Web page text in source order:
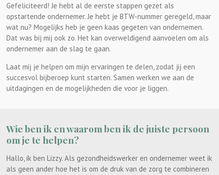
Gefeliciteerd! Je hebt al de eerste stappen gezet als
opstartende ondernemer. Je hebt je BTW-nummer geregeld, maar
wat nu? Mogelijks heb je geen kaas gegeten van ondernemen.
Dat was bij mij ook zo. Het kan overweldigend aanvoelen om als
ondernemer aan de slag te gaan.
Laat mij je helpen om mijn ervaringen te delen, zodat jij een
succesvol bijberoep kunt starten. Samen werken we aan de
uitdagingen en de mogelijkheden die voor je liggen.
Wie ben ik en waarom ben ik de juiste persoon
om je te helpen?
Hallo, ik ben Lizzy. Als gezondheidswerker en ondernemer weet ik
als geen ander hoe het is om de druk van de zorg te combineren